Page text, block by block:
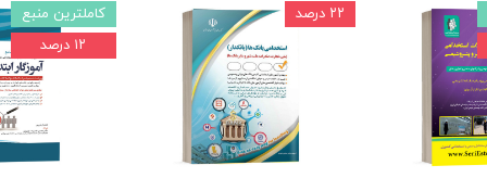
کاملترین منبع
۱۲ درصد
۲۲ درصد